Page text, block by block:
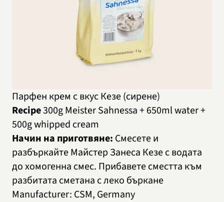
Парфен крем с вкус Кезе (сирене)
Recipe300g Meister Sahnessa + 650ml water +
500g whipped cream
Начин на приготвяне: Смесете и
разбъркайте Майстер Занеса Кезе с водата
до хомогенна смес. Прибавете сместта към
разбитата сметана с леко бъркане
Manufacturer: CSM, Germany